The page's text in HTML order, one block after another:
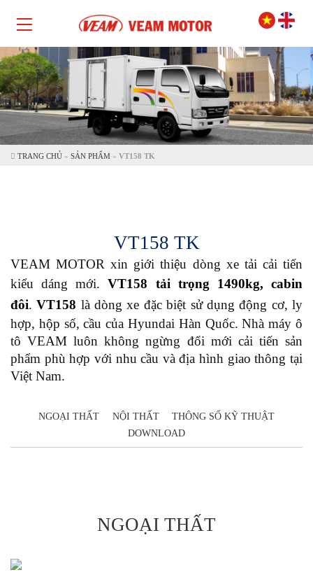
TRANG CHỦ » SẢN PHẨM » VT158 TK
VT158 TK
VEAM MOTOR xin giới thiệu dòng xe tải cải tiến
kiểu dáng mới.VT158 tải trọng 1490kg, cabin
đôi.VT158 là dòng xe đặc biệt sử dụng động cơ, ly
hợp, hộp số, cầu của Hyundai Hàn Quốc. Nhà máy ô
tô VEAM luôn không ngừng đổi mới cải tiến sản
phẩm phù hợp với nhu cầu và địa hình giao thông tại
Việt Nam.
NGOẠI THẤT NỘI THẤT
THÔNG SỐ KỸ THUẬT
DOWNLOAD
NGOẠI THẤT